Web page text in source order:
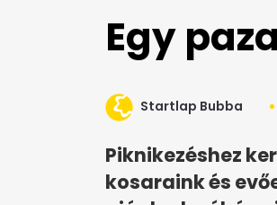
Egy
Startlap Bubba
Piknikezéshez
kosaraink és